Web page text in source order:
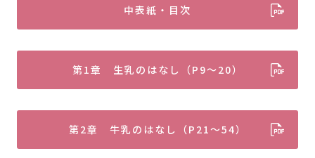
中表紙・目次
第1章 生乳のはなし（P9～20）
第2章 牛乳のはなし（P21～54）